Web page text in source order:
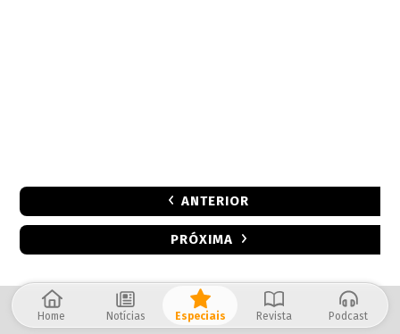
ANTERIOR
PRÓXIMA
Home Notícias Especiais Revista Podcast